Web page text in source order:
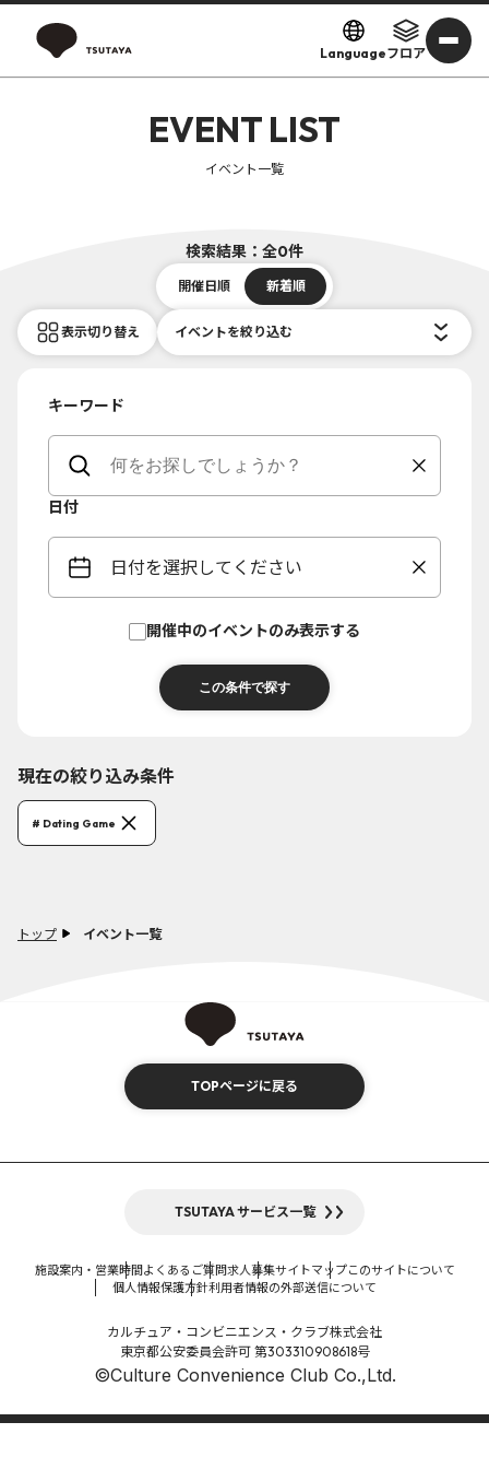
Languageフロア
トップ イベント一覧
EVENT LIST
イベント一覧
検索結果：全0件
開催日順 新着順
表示切り替え イベントを絞り込む
キーワード
日付
日付を選択してください
開催中のイベントのみ表示する
現在の絞り込み条件
# Dating Game
TOPページに戻る
TSUTAYA サービス一覧
施設案内・営業時間よくあるご質問求人募集サイトマップこのサイトについて
個人情報保護方針利用者情報の外部送信について
カルチュア・コンビニエンス・クラブ株式会社
東京都公安委員会許可 第303310908618号
©Culture Convenience Club Co.,Ltd.